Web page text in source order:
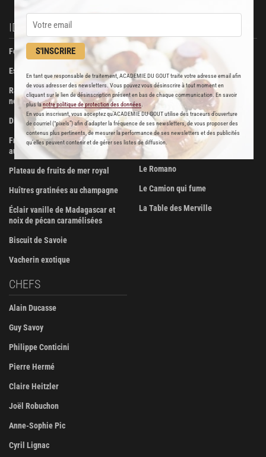
S'INSCRIRE
En tant que responsable de traitement, ACADEMIE DU GOUT traite votre adresse email afin
de vous adresser des newsletters. Vous pouvez vous désinscrire à tout moment en
cliquant sur le lien de désinscription présent en bas de chaque communication. En savoir
plus lanotre politique de protection des données
En vous inscrivant, vous acceptez qu'ACADEMIE DU GOUT utilise des traceurs d’ouverture
de courriel (“pixels”) afin d’adapter la fréquence de ses newsletters, de vous proposer des
contenus plus pertinents, de mesurer la performance de ses newsletters et des publicités
qu’elles peuvent contenir et de gérer ses listes de diffusion.
IDÉES RECETTES
Foie gras de canard confit
Escalopes de foie gras poêlées
Ravioli de foie gras aux truffes
noires
Dinde farcie aux fruits secs
Fricassée de volaille de Bresse
aux morilles
Plateau de fruits de mer royal
Huîtres gratinées au champagne
Éclair vanille de Madagascar et
noix de pécan caramélisées
Biscuit de Savoie
Vacherin exotique
Beurre Bordier
La Pâtisserie des Rêves
Boucherie Metzger et André
Maison Viennet
Poissonnerie Vianey
Les Trois Dômes
Le Romano
Le Camion qui fume
La Table des Merville
CHEFS
Alain Ducasse
Guy Savoy
Philippe Conticini
Pierre Hermé
Claire Heitzler
Joël Robuchon
Anne-Sophie Pic
Cyril Lignac